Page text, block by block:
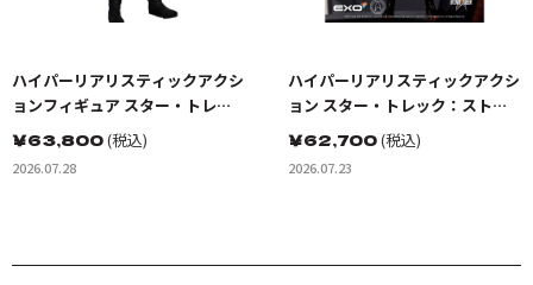
ハイパーリアリスティックアクシ
ョンフィギュア スター・トレッ
ク:宇宙大作戦 ゴトス星の怪人 ト
レレイン
￥63,800(税込)
2026.07.28
ハイパーリアリスティックアクシ
ョン スター・トレック：ストレ
ンジ・ニュー・ワールド ベケッ
トマリナー少尉
￥62,700(税込)
2026.07.23